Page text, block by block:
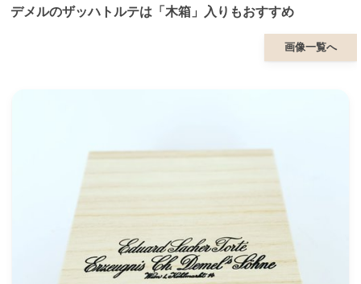
デメルのザッハトルテは「木箱」入りもおすすめ
画像一覧へ